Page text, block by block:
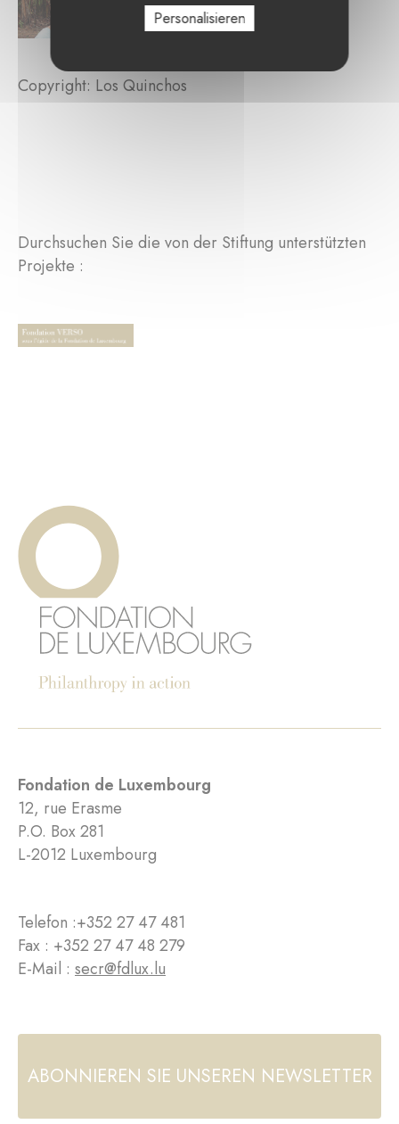
Copyright: Los Quinchos
Durchsuchen Sie die von der Stiftung unterstützten
Projekte :
Fondation de Luxembourg
12, rue Erasme
P.O. Box 281
L-2012 Luxembourg
Telefon :+352 27 47 481
Fax : +352 27 47 48 279
E-Mail : secr@fdlux.lu
ABONNIEREN SIE UNSEREN NEWSLETTER
Personalisieren